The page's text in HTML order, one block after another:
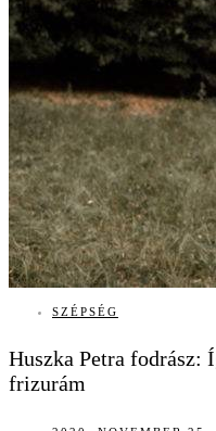
SZÉPSÉG
Huszka Petra fodrász:
frizurám